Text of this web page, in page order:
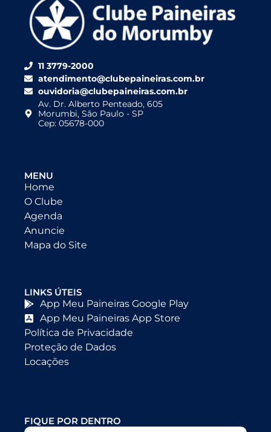
11 3779-2000
atendimento@clubepaineiras.com.br
ouvidoria@clubepaineiras.com.br
Av. Dr. Alberto Penteado, 605
Morumbi, São Paulo - SP
Cep: 05678-000
MENU
Home
O Clube
Agenda
Anuncie
Mapa do Site
LINKS ÚTEIS
App Meu Paineiras Google Play
App Meu Paineiras App Store
Política de Privacidade
Proteção de Dados
Locações
FIQUE POR DENTRO